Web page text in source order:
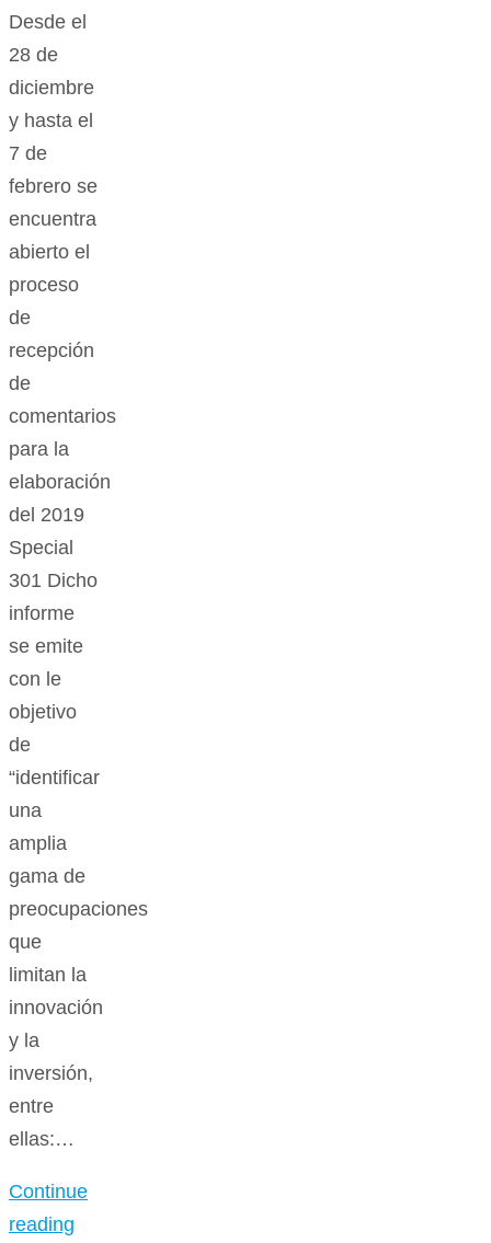
Desde el
28 de
diciembre
y hasta el
7 de
febrero se
encuentra
abierto el
proceso
de
recepción
de
comentarios
para la
elaboración
del 2019
Special
301 Dicho
informe
se emite
con le
objetivo
de
“identificar
una
amplia
gama de
preocupaciones
que
limitan la
innovación
y la
inversión,
entre
ellas:…
Continue
reading